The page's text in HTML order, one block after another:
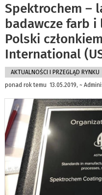
Spektrochem –
badawcze farb i
Polski
International
AKTUALNOŚCI I PRZEGLĄD RYNKU
ponad rok temu 13.05.2019, ~